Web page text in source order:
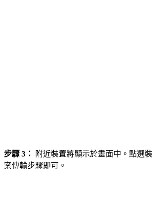
步驟 3：
附近裝置將顯示於畫面中。點選
案傳輸步驟即可。